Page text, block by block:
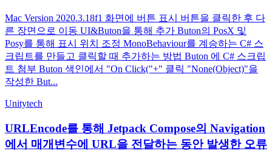
Mac Version 2020.3.18f1 화면에 버튼 표시 버튼을 클릭한 후 다
른 장면으로 이동 UI&Buton을 통해 추가 Buton의 PosX 및
Posy를 통해 표시 위치 조정 MonoBehaviour를 계승하는 C# 스
크립트를 만들고 클릭할 때 추가하는 방법 Buton 에 C# 스크립
트 첨부 Buton 색인에서 "On Click("+" 클릭 "None(Object)"을
작성한 But...
Unitytech
URLEncode를 통해 Jetpack Compose의 Navigation
에서 매개변수에 URL을 전달하는 동안 발생한 오류